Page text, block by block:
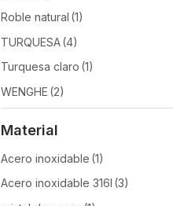
Roble natural (1)
TURQUESA(4)
Turquesa claro (1)
WENGHE (2)
Material
Acero inoxidable (1)
Acero inoxidable 316l (3)